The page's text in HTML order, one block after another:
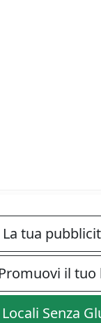
tua
Promuovi il tuo
Locali Senza